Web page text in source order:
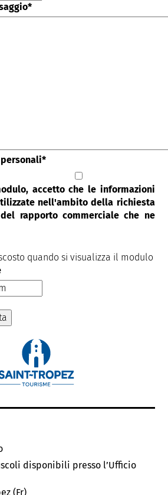
*
*
accetto che le informazioni
nell'ambito della richiesta
rapporto commerciale che ne
quando si visualizza il modulo
disponibili presso l’Ufficio
(Fr)